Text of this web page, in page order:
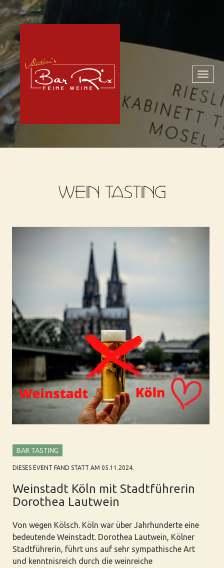
Toggle
WEIN TASTING
BAR TASTING
DIESES EVENT FAND STATT AM 05.11.2024.
Weinstadt Köln mit Stadtführerin
Dorothea Lautwein
Von wegen Kölsch. Köln war über Jahrhunderte eine
bedeutende Weinstadt. Dorothea Lautwein, Kölner
Stadtführerin, führt uns auf sehr sympathische Art
und kenntnisreich durch die weinreiche